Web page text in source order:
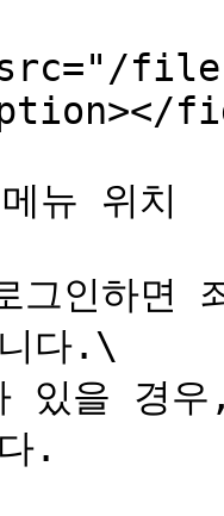
files/
뉴 위치
인하면
다.\
있을 경
.